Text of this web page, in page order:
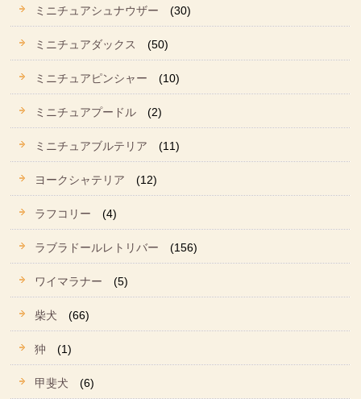
ミニチュアシュナウザー (30)
ミニチュアダックス (50)
ミニチュアピンシャー (10)
ミニチュアプードル (2)
ミニチュアブルテリア (11)
ヨークシャテリア (12)
ラフコリー (4)
ラブラドールレトリバー (156)
ワイマラナー (5)
柴犬 (66)
狆 (1)
甲斐犬 (6)